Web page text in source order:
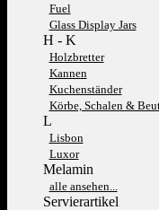
Fuel
Glass Display Jars
H - K
Holzbretter
Kannen
Kuchenständer
Körbe, Schalen &
L
Lisbon
Luxor
Melamin
alle ansehen...
Servierartikel